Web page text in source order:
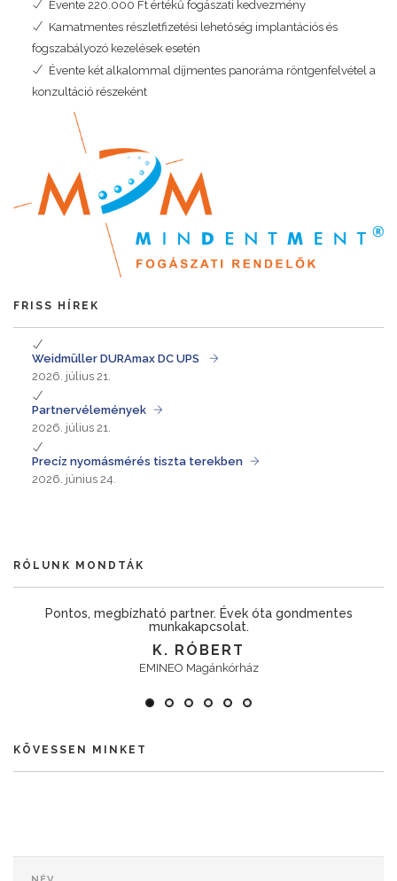
Évente 220.000 Ft értékű fogászati kedvezmény
Kamatmentes részletfizetési lehetőség implantációs és
fogszabályozó kezelések esetén
Évente két alkalommal díjmentes panoráma röntgenfelvétel a
konzultáció részeként
FRISS HÍREK
Weidmüller DURAmax DC UPS
2026. július 21.
Partnervélemények
2026. július 21.
Precíz nyomásmérés tiszta terekben
2026. június 24.
RÓLUNK MONDTÁK
Pontos, megbízható partner. Évek óta gondmentes
munkakapcsolat.
K. RÓBERT
EMINEO Magánkórház
KÖVESSEN MINKET